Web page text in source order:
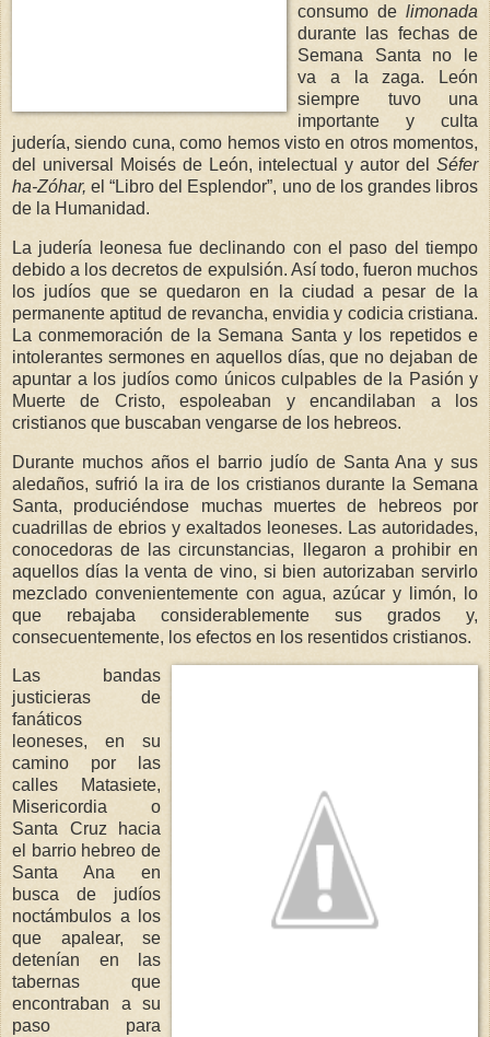
consumo de limonada
durante las fechas de
Semana Santa no le
va a la zaga. León
siempre tuvo una
importante y culta
judería, siendo cuna, como hemos visto en otros momentos,
del universal Moisés de León, intelectual y autor del Séfer
ha-Zóhar,el “Libro del Esplendor”, uno de los grandes libros
de la Humanidad.
La judería leonesa fue declinando con el paso del tiempo
debido a los decretos de expulsión. Así todo, fueron muchos
los judíos que se quedaron en la ciudad a pesar de la
permanente aptitud de revancha, envidia y codicia cristiana.
La conmemoración de la Semana Santa y los repetidos e
intolerantes sermones en aquellos días, que no dejaban de
apuntar a los judíos como únicos culpables de la Pasión y
Muerte de Cristo, espoleaban y encandilaban a los
cristianos que buscaban vengarse de los hebreos.
Durante muchos años el barrio judío de Santa Ana y sus
aledaños, sufrió la ira de los cristianos durante la Semana
Santa, produciéndose muchas muertes de hebreos por
cuadrillas de ebrios y exaltados leoneses. Las autoridades,
conocedoras de las circunstancias, llegaron a prohibir en
aquellos días la venta de vino, si bien autorizaban servirlo
mezclado convenientemente con agua, azúcar y limón, lo
que rebajaba considerablemente sus grados y,
consecuentemente, los efectos en los resentidos cristianos.
Las bandas
justicieras de
fanáticos
leoneses, en su
camino por las
calles Matasiete,
Misericordia o
Santa Cruz hacia
el barrio hebreo de
Santa Ana en
busca de judíos
noctámbulos a los
que apalear, se
detenían en las
tabernas que
encontraban a su
paso para